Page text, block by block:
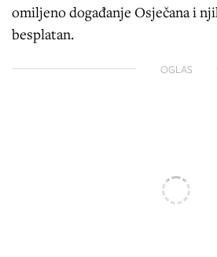
omiljeno događanje Osječana i
besplatan.
OGLAS